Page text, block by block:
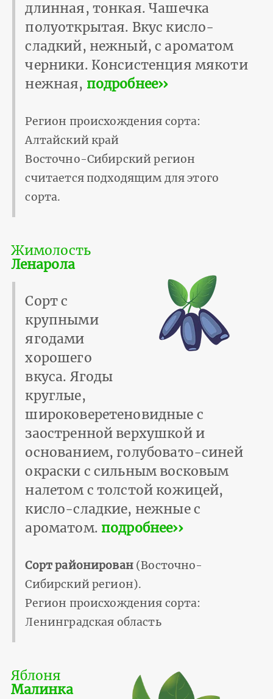
длинная, тонкая. Чашечка
полуоткрытая. Вкус кисло-
сладкий, нежный, с ароматом
черники. Консистенция мякоти
нежная, подробнее››
Регион происхождения сорта:
Алтайский край
Восточно-Сибирский регион
считается подходящим для этого
сорта.
Жимолость
Ленарола
Сорт с
крупными
ягодами
хорошего
вкуса. Ягоды
круглые,
широковеретеновидные с
заостренной верхушкой и
основанием, голубовато-синей
окраски с сильным восковым
налетом с толстой кожицей,
кисло-сладкие, нежные с
ароматом. подробнее››
Сорт районирован(Восточно-
Сибирский регион).
Регион происхождения сорта:
Ленинградская область
Яблоня
Малинка